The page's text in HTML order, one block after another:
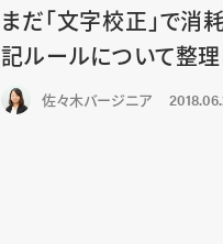
まだ「文字校正」で消
記ルールについて整理
佐々木バージニア